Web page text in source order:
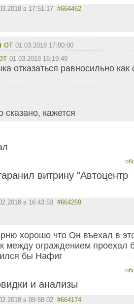
в 17:51:17 #664462
от 01.03.2018 17:00:00
01.03.2018 16:19:49
отказаться равносильно как
кажется
витрину "Автоцентр
в 16:43:53 #664269
хорошо что Он въехал в
между ограждением проехал
бы Нафиг
и анализы
в 09:58:02 #664174